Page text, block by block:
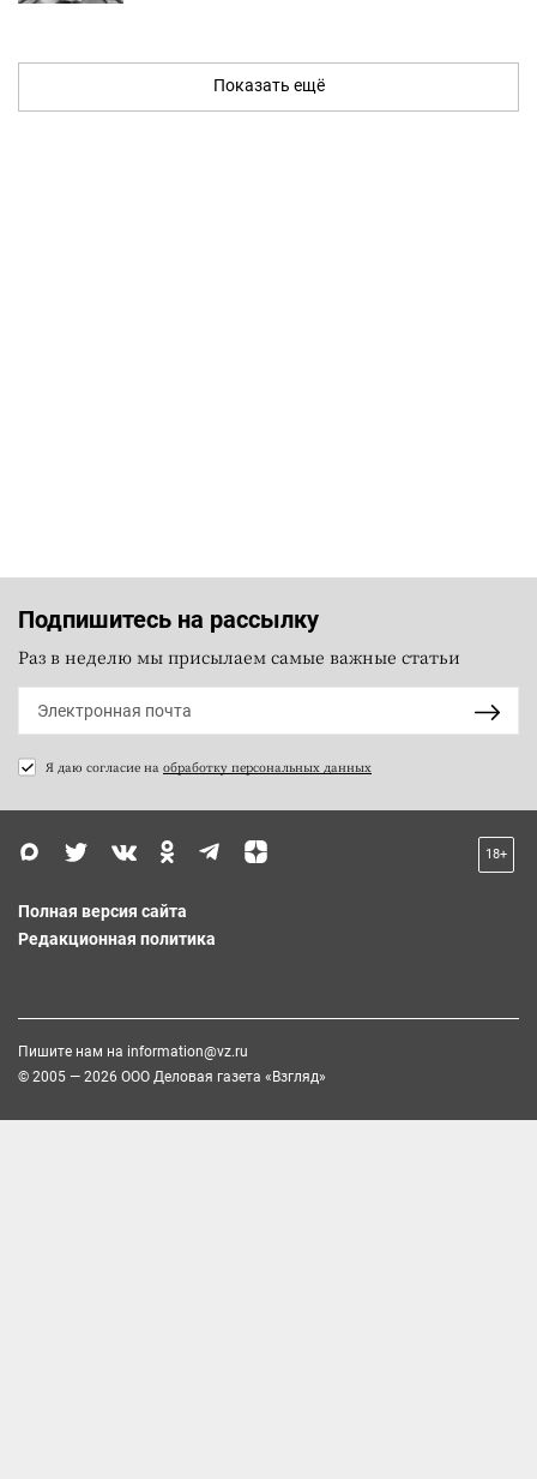
Показать ещё
Подпишитесь на рассылку
Раз в неделю мы присылаем самые важные статьи
Я даю согласие на обработку персональных данных
18+
Полная версия сайта
Редакционная политика
Пишите нам на information@vz.ru
© 2005 — 2026 ООО Деловая газета «Взгляд»